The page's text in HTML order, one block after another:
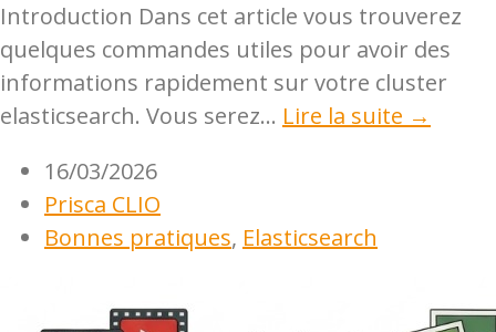
Introduction Dans cet article vous trouverez
quelques commandes utiles pour avoir des
informations rapidement sur votre cluster
elasticsearch. Vous serez... Lire la suite →
16/03/2026
Prisca CLIO
Bonnes pratiques, Elasticsearch